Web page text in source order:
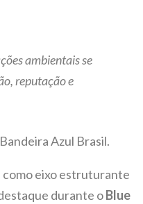
ambientais se
reputação e
Azul Brasil.
como eixo estruturante
durante oBlue